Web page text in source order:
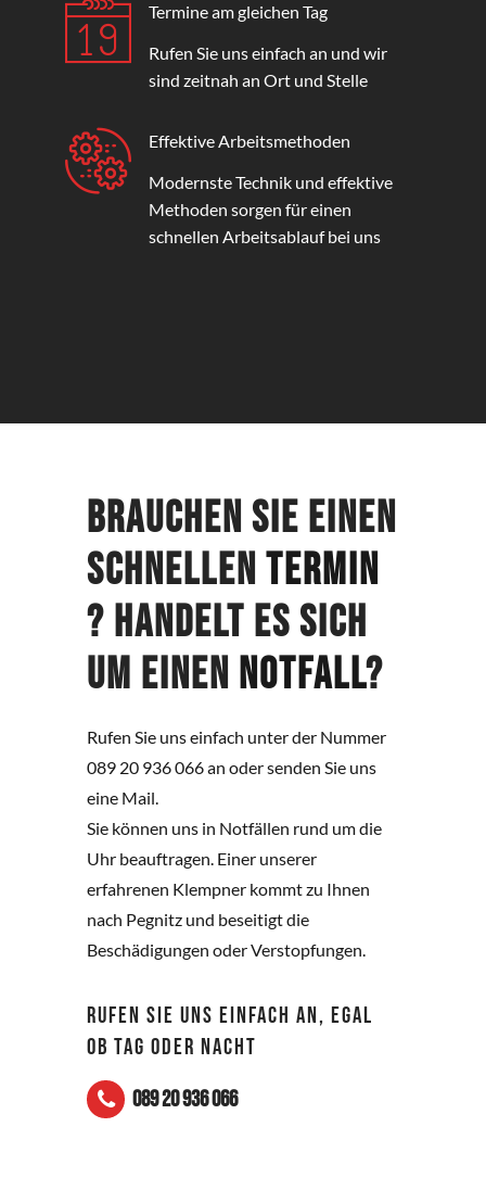
Termine am gleichen Tag
Rufen Sie uns einfach an und wir
sind zeitnah an Ort und Stelle
Effektive Arbeitsmethoden
Modernste Technik und effektive
Methoden sorgen für einen
schnellen Arbeitsablauf bei uns
Brauchen Sie einen
schnellen Termin
? Handelt es sich
um einen Notfall?
Rufen Sie uns einfach unter der Nummer
089 20 936 066 an oder senden Sie uns
eine Mail.
Sie können uns in Notfällen rund um die
Uhr beauftragen. Einer unserer
erfahrenen Klempner kommt zu Ihnen
nach Pegnitz und beseitigt die
Beschädigungen oder Verstopfungen.
RUFEN SIE UNS EINFACH AN, EGAL
OB TAG ODER NACHT
089 20 936 066